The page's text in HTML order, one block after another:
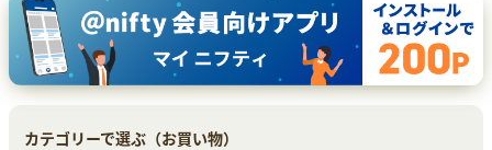
カテゴリーで選ぶ（お買い物）